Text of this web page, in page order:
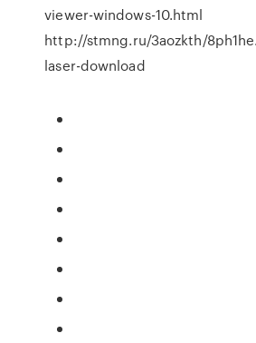
viewer-windows-10.html
http://stmng.ru/3aozkth/
laser-download